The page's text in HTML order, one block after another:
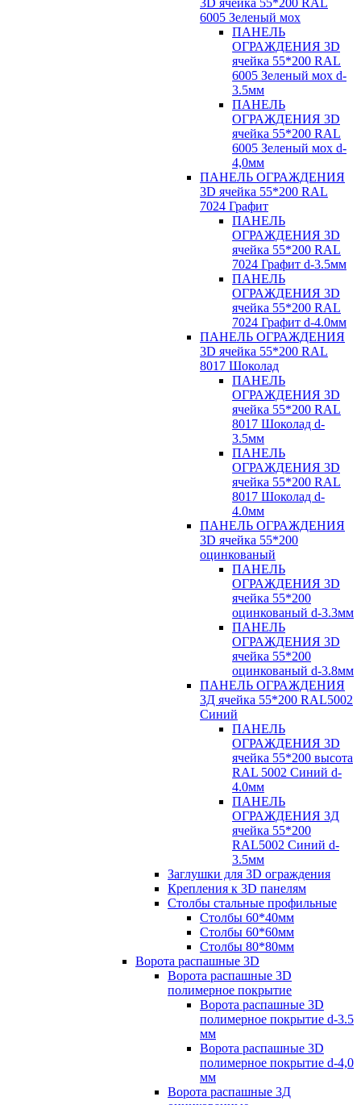
3D ячейка 55*200 RAL
6005 Зеленый мох
ПАНЕЛЬ
ОГРАЖДЕНИЯ 3D
ячейка 55*200 RAL
6005 Зеленый мох d-
3.5мм
ПАНЕЛЬ
ОГРАЖДЕНИЯ 3D
ячейка 55*200 RAL
6005 Зеленый мох d-
4,0мм
ПАНЕЛЬ ОГРАЖДЕНИЯ
3D ячейка 55*200 RAL
7024 Графит
ПАНЕЛЬ
ОГРАЖДЕНИЯ 3D
ячейка 55*200 RAL
7024 Графит d-3.5мм
ПАНЕЛЬ
ОГРАЖДЕНИЯ 3D
ячейка 55*200 RAL
7024 Графит d-4.0мм
ПАНЕЛЬ ОГРАЖДЕНИЯ
3D ячейка 55*200 RAL
8017 Шоколад
ПАНЕЛЬ
ОГРАЖДЕНИЯ 3D
ячейка 55*200 RAL
8017 Шоколад d-
3.5мм
ПАНЕЛЬ
ОГРАЖДЕНИЯ 3D
ячейка 55*200 RAL
8017 Шоколад d-
4.0мм
ПАНЕЛЬ ОГРАЖДЕНИЯ
3D ячейка 55*200
оцинкованый
ПАНЕЛЬ
ОГРАЖДЕНИЯ 3D
ячейка 55*200
оцинкованый d-3.3мм
ПАНЕЛЬ
ОГРАЖДЕНИЯ 3D
ячейка 55*200
оцинкованый d-3.8мм
ПАНЕЛЬ ОГРАЖДЕНИЯ
3Д ячейка 55*200 RAL5002
Синий
ПАНЕЛЬ
ОГРАЖДЕНИЯ 3D
ячейка 55*200 высота
RAL 5002 Синий d-
4.0мм
ПАНЕЛЬ
ОГРАЖДЕНИЯ 3Д
ячейка 55*200
RAL5002 Синий d-
3.5мм
Заглушки для 3D ограждения
Крепления к 3D панелям
Столбы стальные профильные
Столбы 60*40мм
Столбы 60*60мм
Столбы 80*80мм
Ворота распашные 3D
Ворота распашные 3D
полимерное покрытие
Ворота распашные 3D
полимерное покрытие d-3.5
мм
Ворота распашные 3D
полимерное покрытие d-4,0
мм
Ворота распашные 3Д